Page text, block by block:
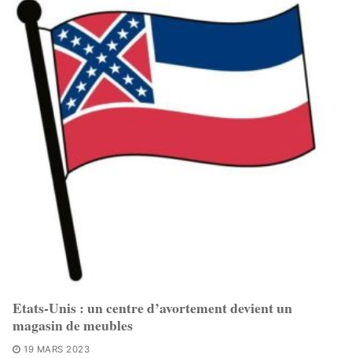
Etats-Unis : un centre d’avortement devient un
magasin de meubles
19 MARS 2023